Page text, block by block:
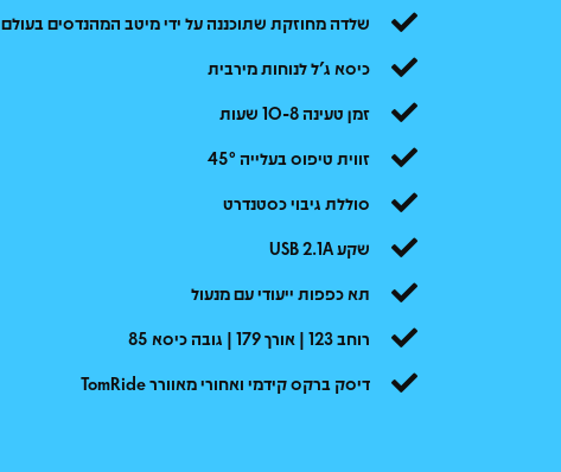
שלדה מחוזקת שתוכננה על ידי מיטב המהנדסים בעולם
כיסא ג'ל לנוחות מירבית
זמן טעינה 10-8 שעות
זווית טיפוס בעלייה 45°
סוללת גיבוי כסטנדרט
שקע USB 2.1A
תא כפפות ייעודי עם מנעול
רוחב 123 | אורך 179 | גובה כיסא 85
דיסק ברקס קידמי ואחורי מאוורר TomRide